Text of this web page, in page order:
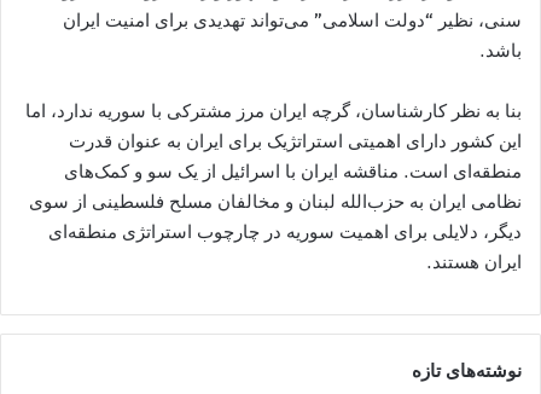
سنی، نظیر “دولت اسلامی” می‌تواند تهدیدی برای امنیت ایران
باشد.
بنا به نظر کارشناسان، گرچه ایران مرز مشترکی با سوریه ندارد، اما
این کشور دارای اهمیتی استراتژیک برای ایران به عنوان قدرت
منطقه‌ای است. مناقشه ایران با اسرائیل از یک سو و کمک‌های
نظامی ایران به حزب‌الله لبنان و مخالفان مسلح فلسطینی از سوی
دیگر، دلایلی برای اهمیت سوریه در چارچوب استراتژی منطقه‌ای
ایران هستند.
نوشته‌های تازه